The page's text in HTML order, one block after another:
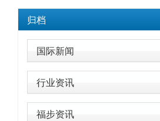
归档
国际新闻
行业资讯
福步资讯